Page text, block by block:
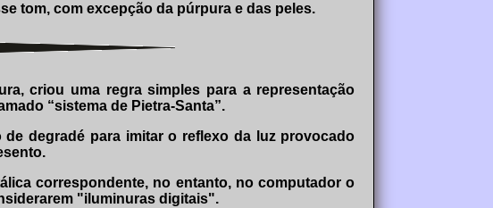
tom, com excepção da púrpura e das peles.
criou uma regra simples para a representação
“sistema de Pietra-Santa”.
degradé para imitar o reflexo da luz provocado
correspondente, no entanto, no computador o
"iluminuras digitais".